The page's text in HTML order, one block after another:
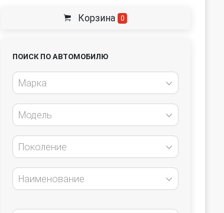
Корзина 0
ПОИСК ПО АВТОМОБИЛЮ
Марка
Модель
Поколение
Наименование